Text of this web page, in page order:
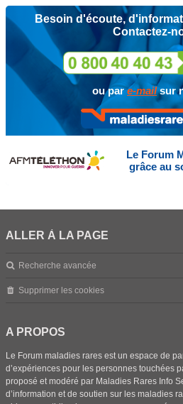
Besoin d'écoute,
Contactez-
ou pare-mailsur
Le Forum
grâce au
ALLER À LA PAGE
Recherche avancée
Supprimer les cookies
A PROPOS
Le Forum maladies rares est un espace de
d’expériences pour les personnes touchées
proposé et modéré par Maladies Rares Info
d’information et de soutien sur les maladies